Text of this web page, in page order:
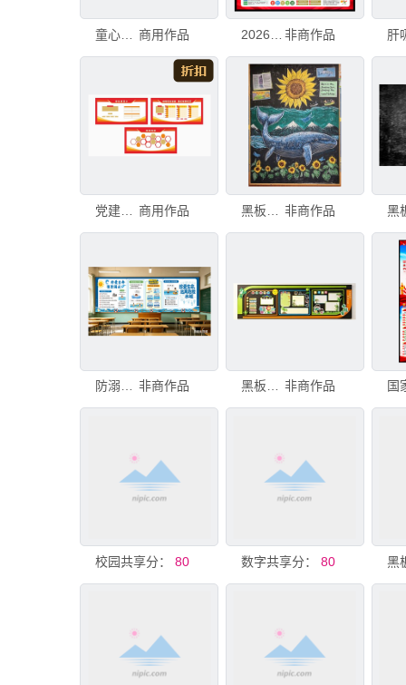
商用作品 非商作品
商用作品 非商作品
防溺水黑板报 非商作品 黑板报 种子中队 非商作品
校园黑板报
共享分： 80 数字板报
共享分： 80 黑